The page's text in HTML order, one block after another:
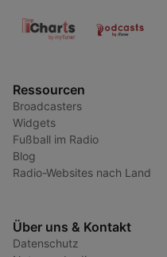
Ressourcen
Broadcasters
Widgets
Fußball im Radio
Blog
Radio-Websites nach Land
Über uns & Kontakt
Datenschutz